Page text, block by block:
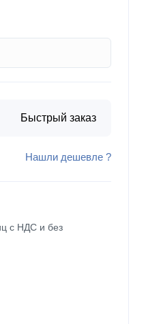
Быстрый заказ
Нашли дешевле ?
с НДС и без